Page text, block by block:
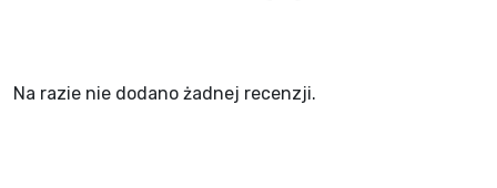
Na razie nie dodano żadnej recenzji.